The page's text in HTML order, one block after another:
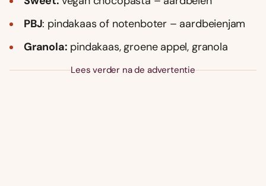
PBJ: pindakaas of notenboter – aardbeienjam
Granola: pindakaas, groene appel, granola
Lees verder na de advertentie